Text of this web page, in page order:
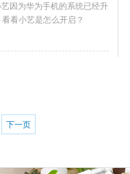
因为华为手机的系统已经升
看小艺是怎么开启？
下一页